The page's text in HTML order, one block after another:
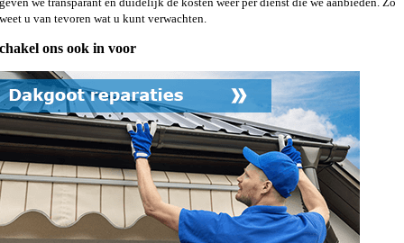
weet u van tevoren wat u kunt verwachten.
ons ook in voor